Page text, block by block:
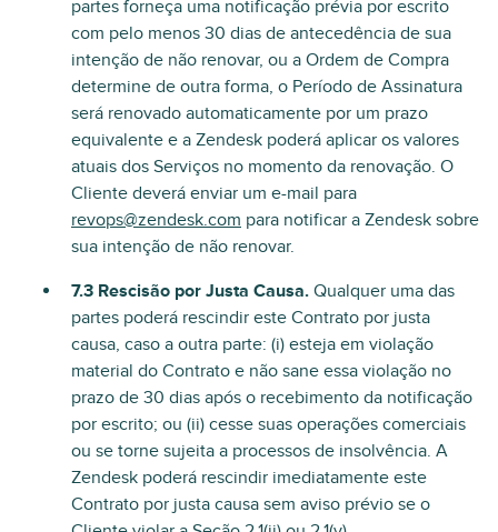
partes forneça uma notificação prévia por escrito
com pelo menos 30 dias de antecedência de sua
intenção de não renovar, ou a Ordem de Compra
determine de outra forma, o Período de Assinatura
será renovado automaticamente por um prazo
equivalente e a Zendesk poderá aplicar os valores
atuais dos Serviços no momento da renovação. O
Cliente deverá enviar um e-mail para
revops@zendesk.com para notificar a Zendesk sobre
sua intenção de não renovar.
7.3 Rescisão por Justa Causa. Qualquer uma das
partes poderá rescindir este Contrato por justa
causa, caso a outra parte: (i) esteja em violação
material do Contrato e não sane essa violação no
prazo de 30 dias após o recebimento da notificação
por escrito; ou (ii) cesse suas operações comerciais
ou se torne sujeita a processos de insolvência. A
Zendesk poderá rescindir imediatamente este
Contrato por justa causa sem aviso prévio se o